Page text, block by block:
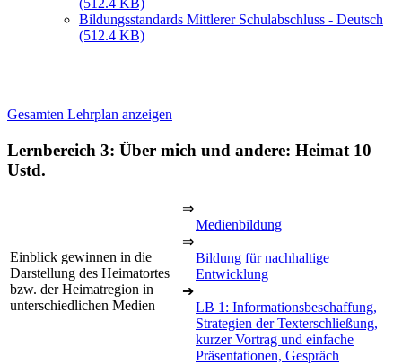
(512.4 KB)
Bildungsstandards Mittlerer Schulabschluss - Deutsch
(512.4 KB)
Gesamten Lehrplan anzeigen
Lernbereich 3: Über mich und andere: Heimat 10
Ustd.
Einblick gewinnen in die
Darstellung des Heimatortes
bzw. der Heimatregion in
unterschiedlichen Medien
⇒
Medienbildung
⇒
Bildung für nachhaltige
Entwicklung
➔
LB 1: Informationsbeschaffung,
Strategien der Texterschließung,
kurzer Vortrag und einfache
Präsentationen, Gespräch